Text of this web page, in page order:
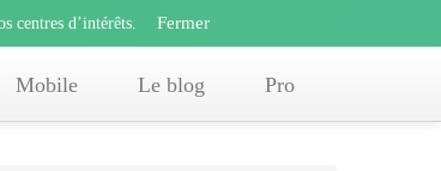
vos centres d’intérêts. x
Mobile Le blog Pro
centres d’intérêts. Fermer
centres d’intérêts. Fermer